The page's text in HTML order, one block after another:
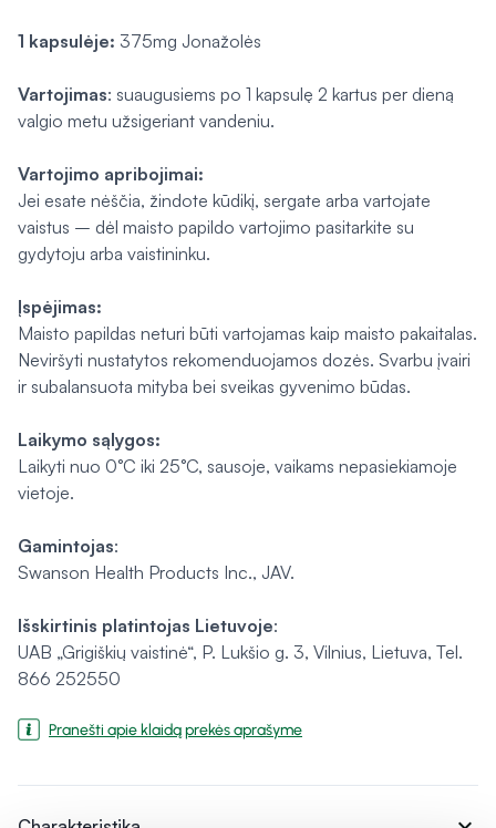
1 kapsulėje: 375mg Jonažolės
Vartojimas: suaugusiems po 1 kapsulę 2 kartus per dieną
valgio metu užsigeriant vandeniu.
Vartojimo apribojimai:
Jei esate nėščia, žindote kūdikį, sergate arba vartojate
vaistus – dėl maisto papildo vartojimo pasitarkite su
gydytoju arba vaistininku.
Įspėjimas:
Maisto papildas neturi būti vartojamas kaip maisto pakaitalas.
Neviršyti nustatytos rekomenduojamos dozės. Svarbu įvairi
ir subalansuota mityba bei sveikas gyvenimo būdas.
Laikymo sąlygos:
Laikyti nuo 0°C iki 25°C, sausoje, vaikams nepasiekiamoje
vietoje.
Gamintojas:
Swanson Health Products Inc., JAV.
Išskirtinis platintojas Lietuvoje:
UAB „Grigiškių vaistinė“, P. Lukšio g. 3, Vilnius, Lietuva, Tel.
866 252550
Pranešti apie klaidą prekės aprašyme